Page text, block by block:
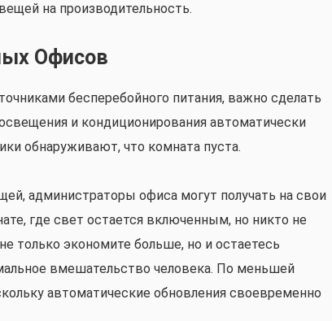
на производительность.
Офисов
бесперебойного питания, важно сделать
и кондиционирования автоматически
обнаруживают, что комната пуста.
администраторы офиса могут получать на свои
где свет остается включенным, но никто не
только экономите больше, но и остаетесь
вмешательство человека. По меньшей
автоматические обновления своевременно